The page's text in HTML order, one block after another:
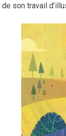
son travail